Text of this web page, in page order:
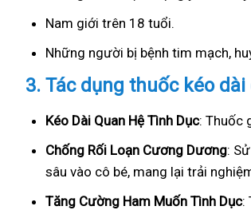
Nam giới trên 18 tuổi.
Những người bị bệnh tim mạch,
3. Tác dụng thuốc kéo
Kéo Dài Quan Hệ Tình Dục: Thuốc
Chống Rối Loạn Cương Dương:
sâu vào cô bé, mang lại trải
Tăng Cường Ham Muốn Tình Dục: